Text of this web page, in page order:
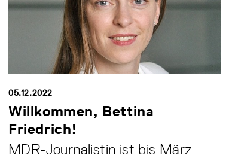
05.12.2022
Willkommen, Bettina
Friedrich!
MDR-Journalistin ist bis März